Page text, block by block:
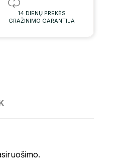
14 DIENŲ PREKĖS
GRAŽINIMO GARANTIJA